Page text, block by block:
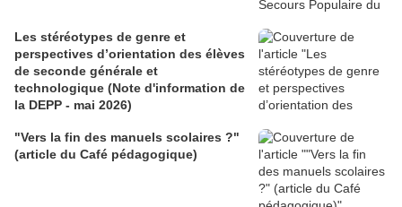
Les stéréotypes de genre et
perspectives d’orientation des élèves
de seconde générale et
technologique (Note d'information de
la DEPP - mai 2026)
"Vers la fin des manuels scolaires ?"
(article du Café pédagogique)